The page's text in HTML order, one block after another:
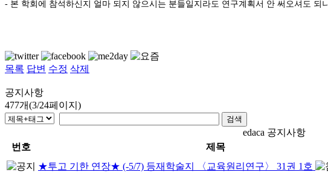
- 본 학회에 참석하신지 얼마 되지 않으시는 분들일지라도 연구계획서 안 써오셔도 되
목록 답변 수정 삭제
공지사항
477개(3/24페이지)
edaca 공지사항
번호
제목
★투고 기한 연장★ (-5/7) 등재학술지 〈교육원리연구〉 31권 1호